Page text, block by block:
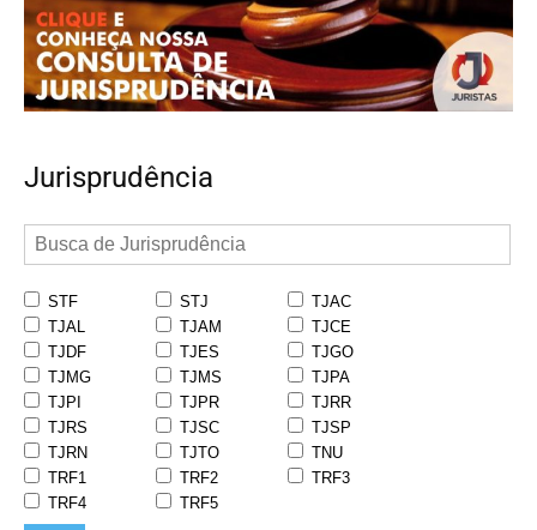
Jurisprudência
STF STJ
TJAC
TJAL
TJAM
TJCE
TJDF
TJES
TJGO
TJMG
TJMS
TJPA
TJPI
TJPR
TJRR
TJRS
TJSC
TJSP
TJRN
TJTO
TNU
TRF1
TRF2
TRF3
TRF4
TRF5